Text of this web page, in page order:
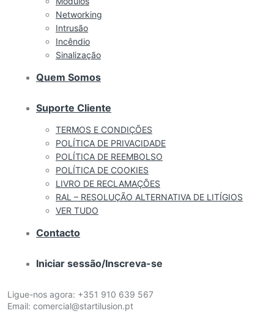
Networking
Intrusão
Incêndio
Sinalização
Quem Somos
Suporte Cliente
TERMOS E CONDIÇÕES
POLÍTICA DE PRIVACIDADE
POLÍTICA DE REEMBOLSO
POLÍTICA DE COOKIES
LIVRO DE RECLAMAÇÕES
RAL – RESOLUÇÃO ALTERNATIVA DE LITÍGIOS
VER TUDO
Contacto
Iniciar sessão/Inscreva-se
Ligue-nos agora: +351 910 639 567
Email: comercial@startilusion.pt